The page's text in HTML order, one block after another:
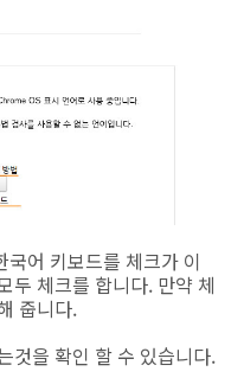
어 키보드를 체크가 이
두 체크를 합니다. 만약 체
줍니다.
것을 확인 할 수 있습니다.